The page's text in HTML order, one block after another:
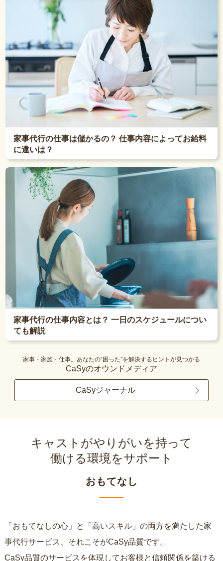
家事代行の仕事は儲かるの？ 仕事内容によってお給料
に違いは？
家事代行の仕事内容とは？ 一日のスケジュールについ
ても解説
家事・家族・仕事。あなたの“困った”を解決するヒントが見つかる
CaSyのオウンドメディア
CaSyジャーナル
キャストがやりがいを持って
働ける環境をサポート
おもてなし
「おもてなしの心」と「高いスキル」の両方を満たした家
事代行サービス、それこそがCaSy品質です。
CaSy品質のサービスを体現してお客様と信頼関係を築ける